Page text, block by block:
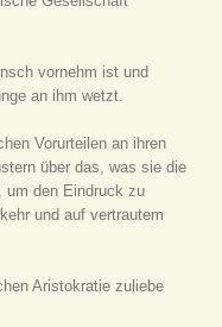
vornehm ist und
an ihm wetzt.
Vorurteilen an ihren
über das, was sie die
um den Eindruck zu
und auf vertrautem
Aristokratie zuliebe